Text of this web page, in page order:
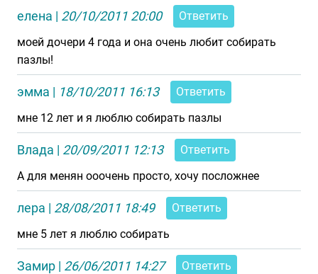
елена | 20/10/2011 20:00
Ответить
моей дочери 4 года и она очень любит собирать
пазлы!
эмма | 18/10/2011 16:13
Ответить
мне 12 лет и я люблю собирать пазлы
Влада | 20/09/2011 12:13
Ответить
А для менян ооочень просто, хочу посложнее
лера | 28/08/2011 18:49
Ответить
мне 5 лет я люблю собирать
Замир | 26/06/2011 14:27
Ответить